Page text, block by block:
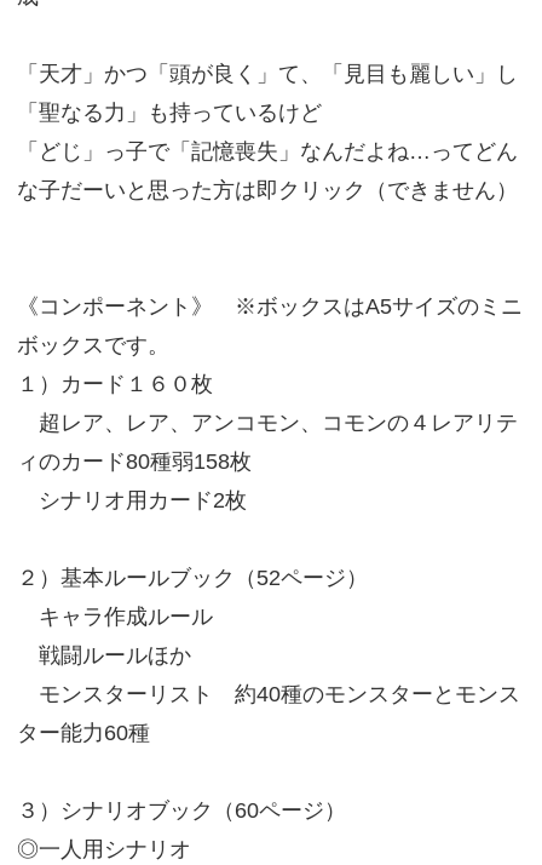
「天才」かつ「頭が良く」て、「見目も麗しい」し
「聖なる力」も持っているけど
「どじ」っ子で「記憶喪失」なんだよね…ってどん
な子だーいと思った方は即クリック（できません）
《コンポーネント》 ※ボックスはA5サイズのミニ
ボックスです。
１）カード１６０枚
超レア、レア、アンコモン、コモンの４レアリテ
ィのカード80種弱158枚
シナリオ用カード2枚
２）基本ルールブック（52ページ）
キャラ作成ルール
戦闘ルールほか
モンスターリスト 約40種のモンスターとモンス
ター能力60種
３）シナリオブック（60ページ）
◎一人用シナリオ